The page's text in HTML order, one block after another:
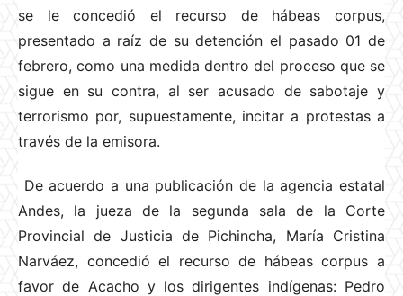
se le concedió el recurso de hábeas corpus,
presentado a raíz de su detención el pasado 01 de
febrero, como una medida dentro del proceso que se
sigue en su contra, al ser acusado de sabotaje y
terrorismo por, supuestamente, incitar a protestas a
través de la emisora.
De acuerdo a una publicación de la agencia estatal
Andes, la jueza de la segunda sala de la Corte
Provincial de Justicia de Pichincha, María Cristina
Narváez, concedió el recurso de hábeas corpus a
favor de Acacho y los dirigentes indígenas: Pedro